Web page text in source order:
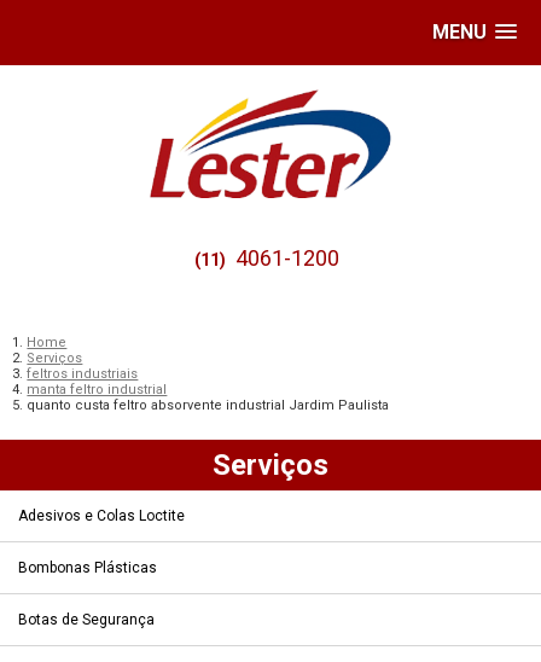
MENU
(11) 4061-1200
Home
Serviços
feltros industriais
manta feltro industrial
quanto custa feltro absorvente industrial Jardim Paulista
Serviços
Adesivos e Colas Loctite
Bombonas Plásticas
Botas de Segurança